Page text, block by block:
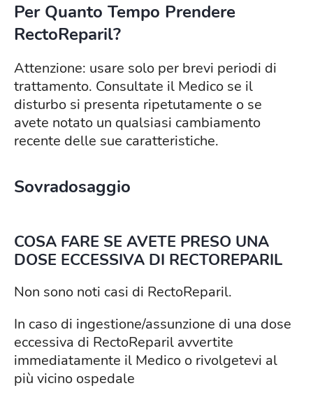
Per Quanto Tempo Prendere
RectoReparil?
Attenzione: usare solo per brevi periodi di
trattamento. Consultate il Medico se il
disturbo si presenta ripetutamente o se
avete notato un qualsiasi cambiamento
recente delle sue caratteristiche.
Sovradosaggio
COSA FARE SE AVETE PRESO UNA
DOSE ECCESSIVA DI RECTOREPARIL
Non sono noti casi di RectoReparil.
In caso di ingestione/assunzione di una dose
eccessiva di RectoReparil avvertite
immediatamente il Medico o rivolgetevi al
più vicino ospedale